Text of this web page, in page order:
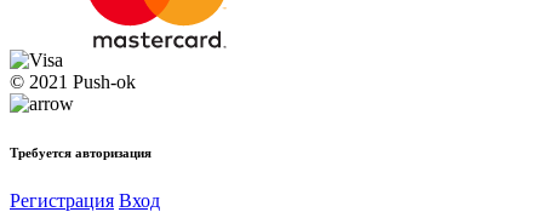
© 2021 Push-ok
Требуется авторизация
Регистрация Вход